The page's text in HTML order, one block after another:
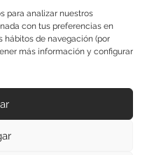
para analizar nuestros
con tus preferencias en
hábitos de navegación (por
más información y configurar